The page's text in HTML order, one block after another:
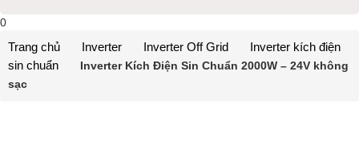
0
Trang chủ Inverter Inverter Off Grid
Inverter kích điện
sin chuẩn
Inverter Kích Điện Sin Chuẩn 2000W – 24V không
sạc